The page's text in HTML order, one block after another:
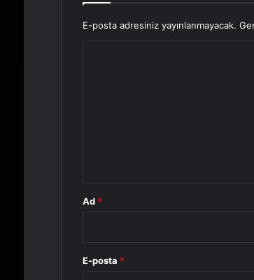
E-posta adresiniz yayınlanmayacak.
Ad *
E-posta *